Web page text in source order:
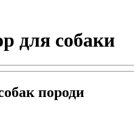
для собаки
породи